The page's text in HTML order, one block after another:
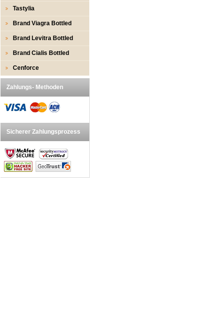
Tastylia
Brand Viagra Bottled
Brand Levitra Bottled
Brand Cialis Bottled
Cenforce
Zahlungs- Methoden
Sicherer Zahlungsprozess